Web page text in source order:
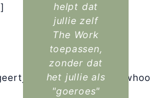
helpt dat
jullie zelf
The Work
toepassen,
zonder dat
het jullie als
"goeroes"